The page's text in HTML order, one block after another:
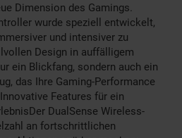
Dimension des Gamings.
wurde speziell entwickelt,
und intensiver zu
Design in auffälligem
ein Blickfang, sondern auch ein
das Ihre Gaming-Performance
Features für ein
DualSense Wireless-
an fortschrittlichen